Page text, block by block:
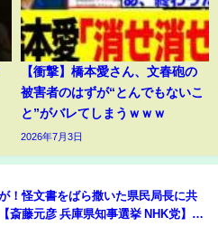
【衝撃】橋本愛さん、文春砲の
被害者のはずが“とんでもないこ
と”がバレてしまうｗｗｗ
2026年7月3日
！怪文書をばら撒いた県民局長に共
斎藤元彦 兵庫県知事選挙 NHK党】高